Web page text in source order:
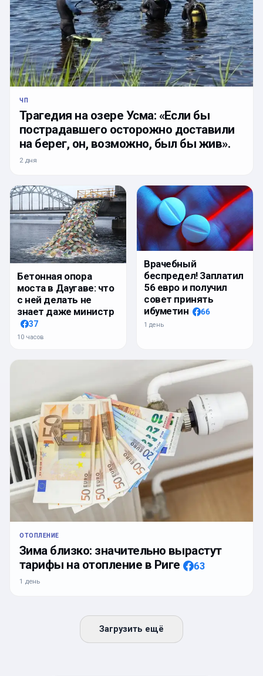
ЧП
Трагедия на озере Усма: «Если бы
пострадавшего осторожно доставили
на берег, он, возможно, был бы жив».
2 дня
Бетонная опора
моста в Даугаве: что
с ней делать не
знает даже министр
37
10 часов
Врачебный
беспредел! Заплатил
56 евро и получил
совет принять
ибуметин
66
1 день
ОТОПЛЕНИЕ
Зима близко: значительно вырастут
тарифы на отопление в Риге
63
1 день
Загрузить ещё